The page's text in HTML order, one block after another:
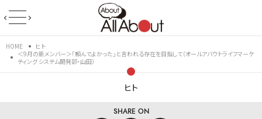
HOME
ヒト
＜9月の新メンバー＞「頼んでよかった」と言われる存在を目指して（オールアバウトライフマーケ
ティング システム開発部・山田）
ヒト
SHARE ON